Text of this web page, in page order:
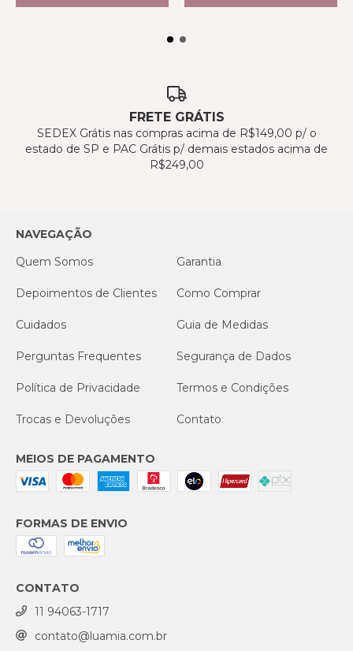
FRETE GRÁTIS
SEDEX Grátis nas compras acima de R$149,00 p/ o
estado de SP e PAC Grátis p/ demais estados acima de
R$249,00
NAVEGAÇÃO
Quem Somos
Garantia
Depoimentos de Clientes Como Comprar
Cuidados Guia de Medidas
Perguntas Frequentes Segurança de Dados
Política de Privacidade Termos e Condições
Trocas e Devoluções Contato
MEIOS DE PAGAMENTO
FORMAS DE ENVIO
CONTATO
11 94063-1717
contato@luamia.com.br